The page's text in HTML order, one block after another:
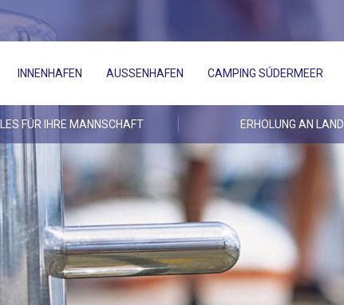
INNENHAFEN AUSSENHAFEN CAMPING SÚDERMEER
FÜR IHRE MANNSCHAFT ERHOLUNG AN LAND